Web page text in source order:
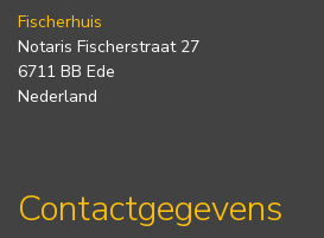
Fischerhuis
Notaris Fischerstraat 27
6711 BB Ede
Nederland
Contactgegevens